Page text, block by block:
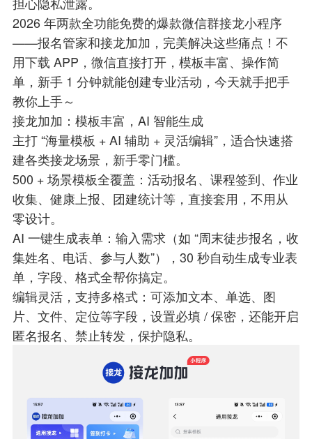
2026 年两款全功能免费的爆款微信群接龙小程序
——报名管家和接龙加加，完美解决这些痛点！不
用下载 APP，微信直接打开，模板丰富、操作简
单，新手 1 分钟就能创建专业活动，今天就手把手
教你上手～
接龙加加：模板丰富，AI 智能生成
主打 “海量模板 + AI 辅助 + 灵活编辑”，适合快速搭
建各类接龙场景，新手零门槛。
500 + 场景模板全覆盖：活动报名、课程签到、作业
收集、健康上报、团建统计等，直接套用，不用从
零设计。
AI 一键生成表单：输入需求（如 “周末徒步报名，收
集姓名、电话、参与人数”），30 秒自动生成专业表
单，字段、格式全帮你搞定。
编辑灵活，支持多格式：可添加文本、单选、图
片、文件、定位等字段，设置必填 / 保密，还能开启
匿名报名、禁止转发，保护隐私。